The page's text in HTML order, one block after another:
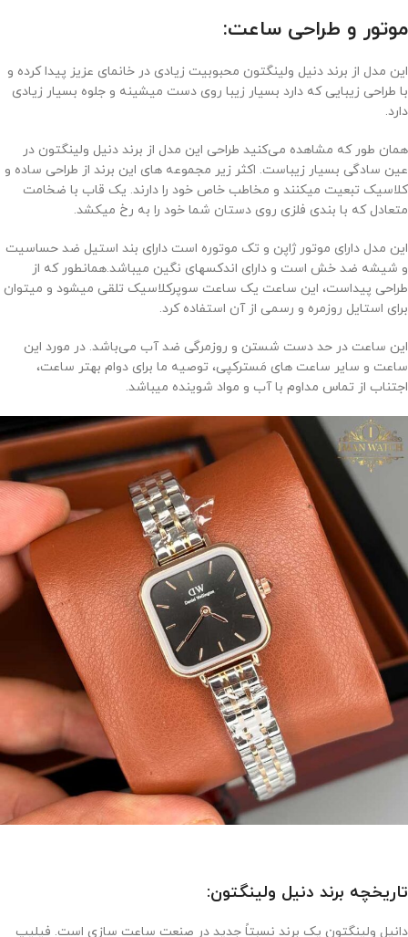
موتور و طراحی ساعت:
این مدل از برند دنیل ولینگتون محبوبیت زیادی در خانمای عزیز پیدا کرده و
با طراحی زیبایی که دارد بسیار زیبا روی دست میشینه و جلوه بسیار زیادی
دارد.
همان طور که مشاهده می‌کنید طراحی این مدل از برند دنیل ولینگتون در
عین سادگی بسیار زیباست. اکثر زیر مجموعه های این برند از طراحی ساده و
کلاسیک تبعیت میکنند و مخاطب خاص خود را دارند. یک قاب با ضخامت
متعادل که با بندی فلزی روی دستان شما خود را به رخ میکشد.
این مدل دارای موتور ژاپن و تک موتوره است دارای بند استیل ضد حساسیت
و شیشه ضد خش است و دارای اندکسهای نگین میباشد.همانطور که از
طراحی پیداست، این ساعت یک ساعت سوپرکلاسیک تلقی میشود و میتوان
برای استایل روزمره و رسمی از آن استفاده کرد.
این ساعت در حد دست شستن و روزمرگی ضد آب می‌باشد. در مورد این
ساعت و سایر ساعت های مَسترکپی، توصیه ما برای دوام بهتر ساعت،
اجتناب از تماس مداوم با آب و مواد شوینده میباشد.
تاریخچه برند دنیل ولینگتون:
دانیل ولینگتون یک برند نسبتاً جدید در صنعت ساعت سازی است. فیلیپ